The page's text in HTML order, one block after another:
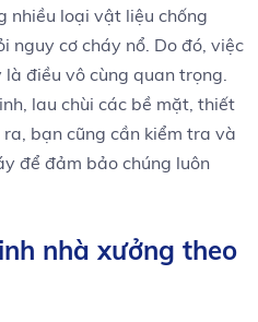
nhiều loại vật liệu chống
nguy cơ cháy nổ. Do đó, việc
điều vô cùng quan trọng.
lau chùi các bề mặt, thiết
bạn cũng cần kiểm tra và
để đảm bảo chúng luôn
nhà xưởng theo